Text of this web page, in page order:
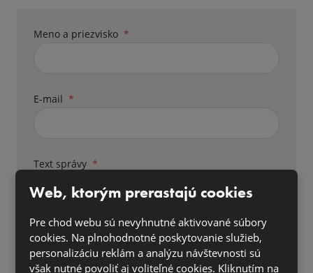
Meno a priezvisko *
E-mail *
Text správy *
Web, ktorým prerastajú cookies
Pre chod webu sú nevyhnutné aktivované súbory
cookies. Na plnohodnotné poskytovanie služieb,
personalizáciu reklám a analýzu návštevnosti sú
však nutné povoliť aj voliteľné cookies. Kliknutím na